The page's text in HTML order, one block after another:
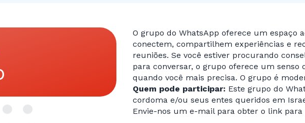
O grupo do WhatsApp oferece um espaço
conectem, compartilhem experiências e
reuniões. Se você estiver procurando
para conversar, o grupo oferece um senso
quando você mais precisa. O grupo é
Quem pode participar: Este grupo do
cordoma e/ou seus entes queridos em
Envie-nos um e-mail para obter o link